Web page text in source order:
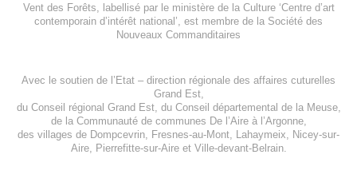
Vent des Forêts, labellisé par le ministère de la Culture ‘Centre d’art
contemporain d’intérêt national’, est membre de la Société des
Nouveaux Commanditaires
Avec le soutien de l’Etat – direction régionale des affaires cuturelles
Grand Est,
du Conseil régional Grand Est, du Conseil départemental de la Meuse,
de la Communauté de communes De l’Aire à l’Argonne,
des villages de Dompcevrin Fresnes-au-Mont Lahaymeix
Nicey-sur-
Aire, Pierrefitte-sur-Aireet Ville-devant-Belrain.